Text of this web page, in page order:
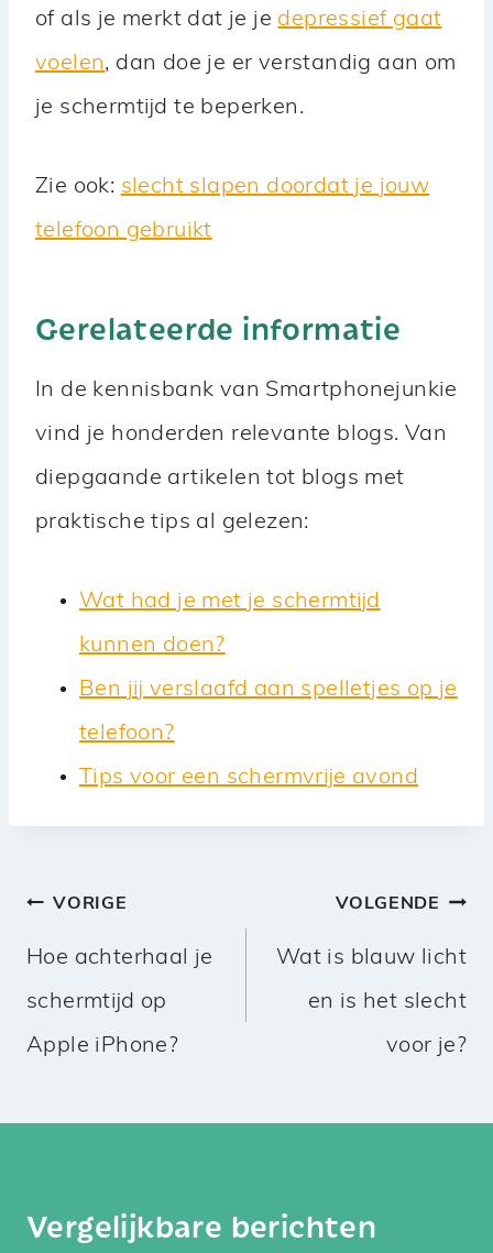
of als je merkt dat je je depressief gaat
voelen, dan doe je er verstandig aan om
je schermtijd te beperken.
Zie ook: slecht slapen doordat je jouw
telefoon gebruikt
Gerelateerde informatie
In de kennisbank van Smartphonejunkie
vind je honderden relevante blogs. Van
diepgaande artikelen tot blogs met
praktische tips al gelezen:
Wat had je met je schermtijd
kunnen doen?
Ben jij verslaafd aan spelletjes op je
telefoon?
Tips voor een schermvrije avond
Bericht
navigatie
VORIGE
Hoe achterhaal je
schermtijd op
Apple iPhone?
VOLGENDE
Wat is blauw licht
en is het slecht
voor je?
Vergelijkbare berichten